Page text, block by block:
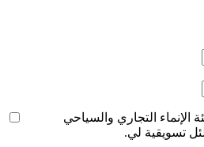
الإنماء التجاري والسياحي
تسويقية لي.